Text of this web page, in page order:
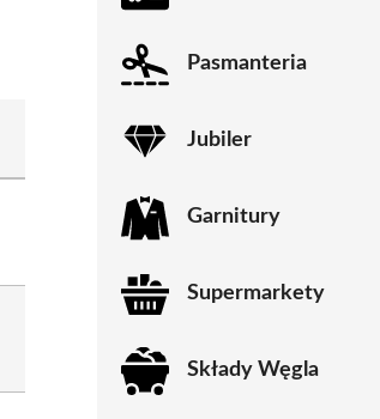
Pasmanteria
Jubiler
Garnitury
Supermarkety
Składy Węgla